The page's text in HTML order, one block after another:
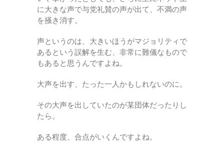
に大きな声で与党礼賛の声が出て、不満の声
を掻き消す。
声というのは、大きいほうがマジョリティで
あるという誤解を生む、非常に難儀なもので
もあると思うんですよね。
大声を出す、たった一人かもしれないのに。
その大声を出していたのが某団体だったりし
たら。
ある程度、合点がいくんですよね。